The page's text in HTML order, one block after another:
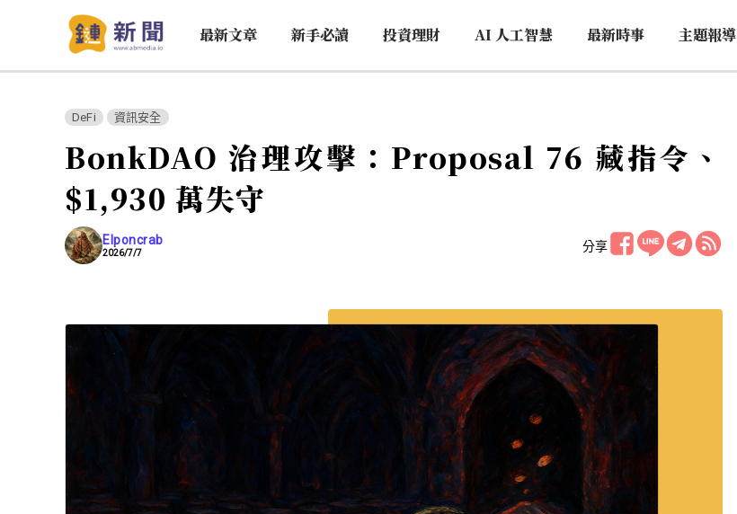
最新文章 新手必讀 投資理財 AI 人工智慧 最新時事 主題報導
DeFi 資訊安全
BonkDAO 治理攻擊：Proposal 76 藏指令、
$1,930 萬失守
Elponcrab
2026/7/7 分享